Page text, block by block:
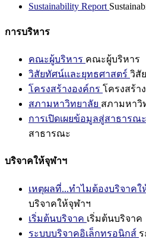
Sustainability Report
การบริหาร
คณะผู้บริหาร คณะผู้บริหาร
วิสัยทัศน์และยุทธศาสตร์ วิสั
โครงสร้างองค์กร โครงสร้า
สภามหาวิทยาลัย สภามหาวิ
การเปิดเผยข้อมูลสู่สาธารณะ
สาธารณะ
บริจาคให้จุฬาฯ
เหตุผลที่...ทำไมต้องบริจาคใ
บริจาคให้จุฬาฯ
เริ่มต้นบริจาค เริ่มต้นบริจาค
ระบบบริจาคอิเล็กทรอนิกส์